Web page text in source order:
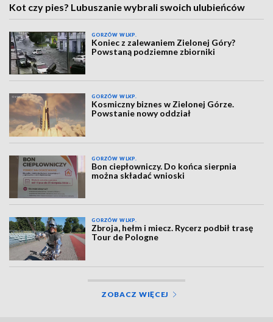
Kot czy pies? Lubuszanie wybrali swoich ulubieńców
GORZÓW WLKP.
Koniec z zalewaniem Zielonej Góry?
Powstaną podziemne zbiorniki
GORZÓW WLKP.
Kosmiczny biznes w Zielonej Górze.
Powstanie nowy oddział
GORZÓW WLKP.
Bon ciepłowniczy. Do końca sierpnia
można składać wnioski
GORZÓW WLKP.
Zbroja, hełm i miecz. Rycerz podbił trasę
Tour de Pologne
ZOBACZ WIĘCEJ